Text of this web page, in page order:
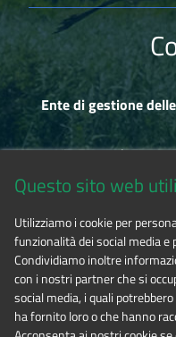
Ente di gestione
Via Fransuà
Tel.
E-mail
Questo sito web
Utilizziamo i cookie per
funzionalità dei social media
Condividiamo inoltre
con i nostri partner che si
social media, i quali
ha fornito loro o che hanno